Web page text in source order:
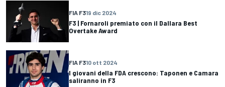
FIA F319 dic 2024
F3 | Fornaroli premiato con il Dallara Best
Overtake Award
FIA F310 ott 2024
I giovani della FDA crescono: Taponen e Camara
saliranno in F3